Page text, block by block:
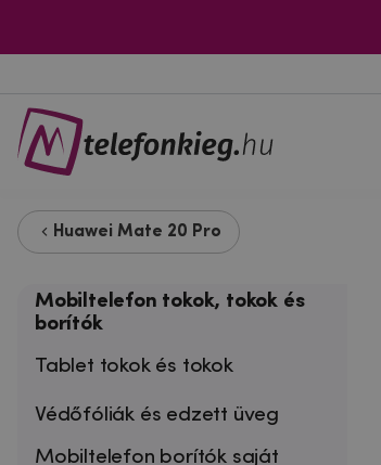
Huawei Mate 20 Pro
Mobiltelefon tokok, tokok és
borítók
Tablet tokok és tokok
Védőfóliák és edzett üveg
Mobiltelefon borítók saját